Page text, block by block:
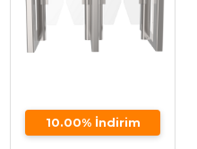
10.00% İndirim